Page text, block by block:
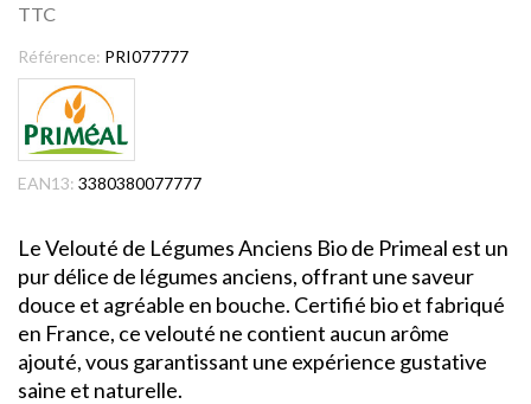
TTC
Référence: PRI077777
EAN13: 3380380077777
Le Velouté de Légumes Anciens Bio de Primeal est un
pur délice de légumes anciens, offrant une saveur
douce et agréable en bouche. Certifié bio et fabriqué
en France, ce velouté ne contient aucun arôme
ajouté, vous garantissant une expérience gustative
saine et naturelle.